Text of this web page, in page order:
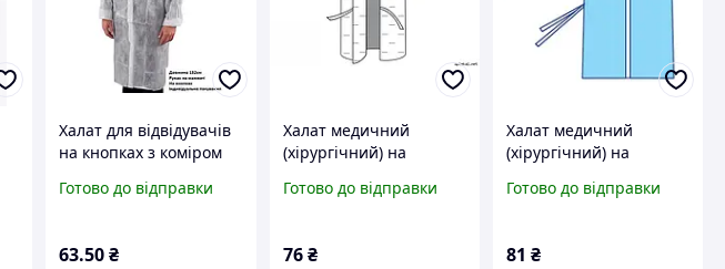
Халат для відвідувачів
на кнопках з коміром
см (р. 54-56 (XL))
Готово до відправки
63.50₴
Халат медичний
(хірургiчний) на
52(L)) стерильний
Готово до відправки
76 ₴
Халат медичний
(хірургічний) на
56(XL)) стерильний
Готово до відправки
81 ₴